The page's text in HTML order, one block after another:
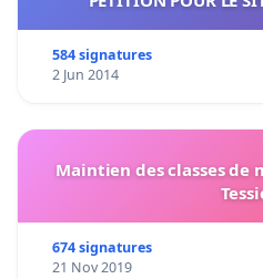
584 signatures
2 Jun 2014
Maintien des classes de
674 signatures
21 Nov 2019